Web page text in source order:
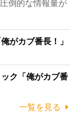
倒的な情報量が
がカブ番長！」
ク「俺がカブ番
一覧を見る